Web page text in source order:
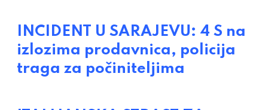
INCIDENT U SARAJEVU: 4 S na
izlozima prodavnica, policija
traga za počiniteljima